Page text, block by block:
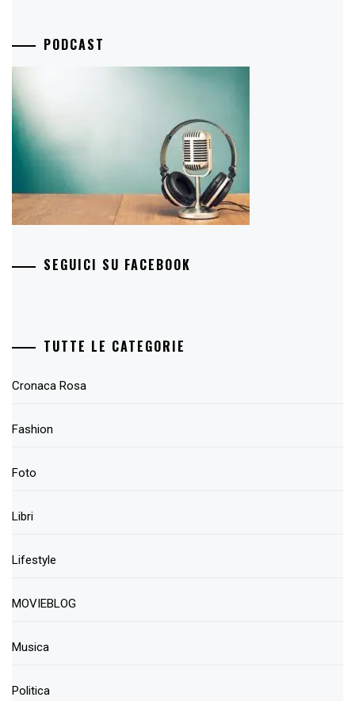
PODCAST
SEGUICI SU FACEBOOK
TUTTE LE CATEGORIE
Cronaca Rosa
Fashion
Foto
Libri
Lifestyle
MOVIEBLOG
Musica
Politica